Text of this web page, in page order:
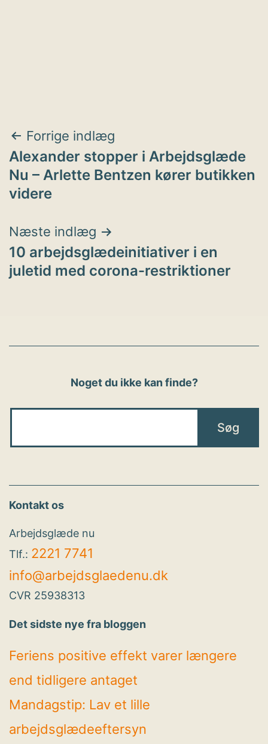
Indlægsnavigation
Forrige indlæg
Alexander stopper i Arbejdsglæde
Nu – Arlette Bentzen kører butikken
videre
Næste indlæg
10 arbejdsglædeinitiativer i en
juletid med corona-restriktioner
Noget du ikke kan finde?
Kontakt os
Arbejdsglæde nu
Tlf.: 2221 7741
info@arbejdsglaedenu.dk
CVR 25938313
Det sidste nye fra bloggen
Feriens positive effekt varer længere
end tidligere antaget
Mandagstip: Lav et lille
arbejdsglædeeftersyn